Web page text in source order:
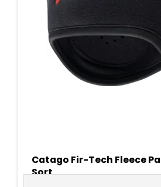
Catago Fir-Tech Fleece
Sort